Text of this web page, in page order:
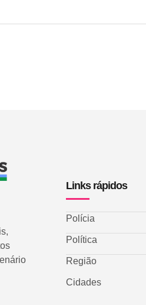
Links rápidos
Polícia
Política
Região
Cidades